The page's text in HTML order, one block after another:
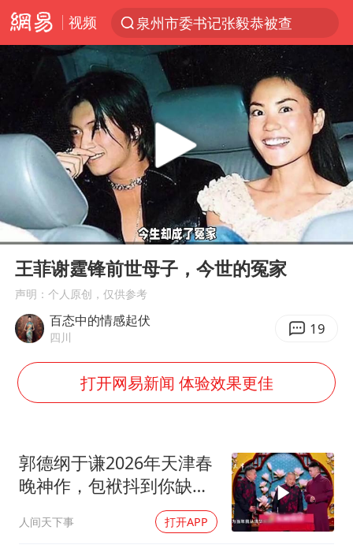
视频
泉州市委书记张毅恭被查
全球首个长时储能一体化产业园量产
台风白海豚已进入24小时警戒线
中巨芯：上半年归母净利润1405.77万元
中国女篮70-67险胜尼日利亚女篮
四川宜宾市高县4.9级地震致1人死亡
台风白海豚或吞并鲸鱼 登陆地点更新
胜宏科技：股票交易异常波动
美股存储板块集体大跌
日本试射“战斧”导弹，国防部回应
胡彦斌韩磊 谁帮谁
胡彦斌获《歌手2026》歌王
Play
00:00 01:10
王菲谢霆锋前世母子，今世的冤家
声明：个人原创，仅供参考
百态中的情感起伏
四川 19
打开网易新闻 体验效果更佳
郭德纲于谦2026年天津春
晚神作，包袱抖到你缺氧
人间天下事 打开APP